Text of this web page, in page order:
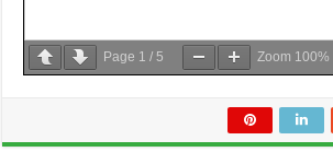
Page 1 / 5 Zoom 100%